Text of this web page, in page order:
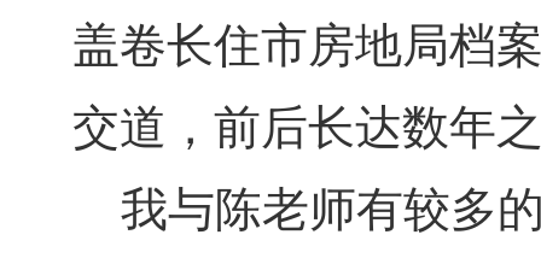
盖卷长住市房地局档
交道，前后长达数年
我与陈老师有较多